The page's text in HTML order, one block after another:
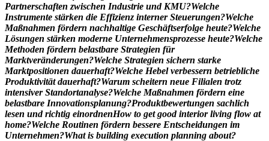
Partnerschaften zwischen Industrie und KMU?Welche
Instrumente stärken die Effizienz interner Steuerungen?Welche
Maßnahmen fördern nachhaltige Geschäftserfolge heute?Welche
Lösungen stärken moderne Unternehmensprozesse heute?Welche
Methoden fördern belastbare Strategien für
Marktveränderungen?Welche Strategien sichern starke
Marktpositionen dauerhaft?Welche Hebel verbessern betriebliche
Produktivität dauerhaft?Warum scheitern neue Filialen trotz
intensiver Standortanalyse?Welche Maßnahmen fördern eine
belastbare Innovationsplanung?Produktbewertungen sachlich
lesen und richtig einordnenHow to get good interior living flow at
home?Welche Routinen fördern bessere Entscheidungen im
Unternehmen?What is building execution planning about?